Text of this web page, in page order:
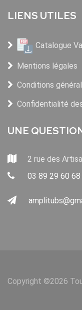
LIENS UTILES
Catalogue
Mentions légales
Conditions
Confidentialité
UNE
2 rue des
03 89 29 60 68
Copyright ©2026